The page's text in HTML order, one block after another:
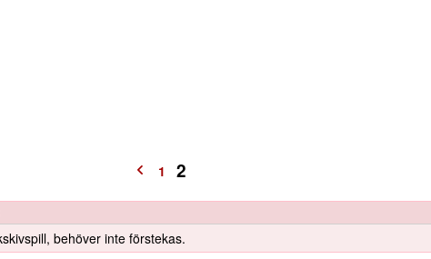
1 2
behöver inte förstekas.